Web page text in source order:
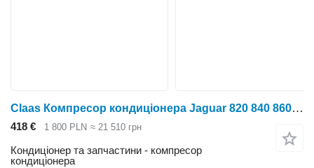
Claas Компресор кондиціонера Jaguar 820 840 860 Sanden 00 0625 99 до Claas Jaguar 820 840 860
418 € 1 800 PLN ≈ 21 510 грн
Кондиціонер та запчастини - компресор
кондиціонера